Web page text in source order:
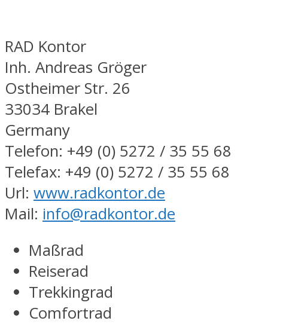
RAD Kontor
Inh. Andreas Gröger
Ostheimer Str. 26
33034 Brakel
Germany
Telefon: +49 (0) 5272 / 35 55 68
Telefax: +49 (0) 5272 / 35 55 68
Url: www.radkontor.de
Mail: info@radkontor.de
Maßrad
Reiserad
Trekkingrad
Comfortrad